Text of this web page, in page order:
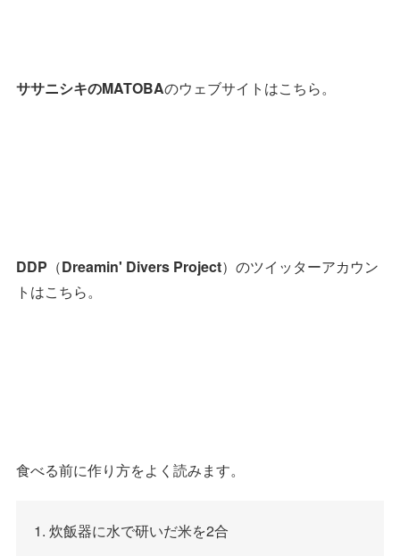
ササニシキのMATOBAのウェブサイトはこちら。
DDP （Dreamin' Divers Project）のツイッターアカウン
トはこちら。
食べる前に作り方をよく読みます。
1. 炊飯器に水で研いだ米を2合